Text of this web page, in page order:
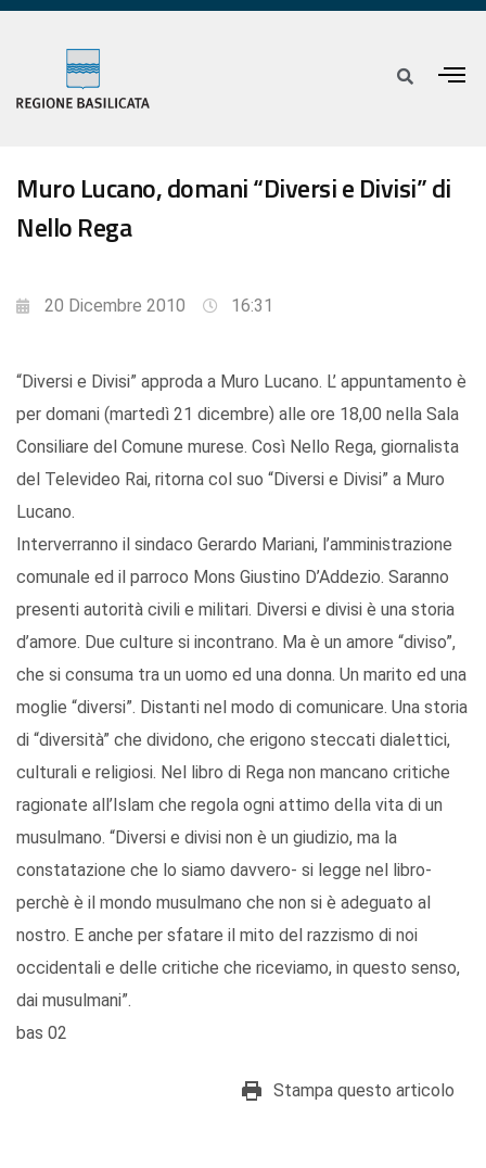
Muro Lucano, domani “Diversi e Divisi” di
Nello Rega
20 Dicembre 2010 16:31
“Diversi e Divisi” approda a Muro Lucano. L’ appuntamento è
per domani (martedì 21 dicembre) alle ore 18,00 nella Sala
Consiliare del Comune murese. Così Nello Rega, giornalista
del Televideo Rai, ritorna col suo “Diversi e Divisi” a Muro
Lucano.
Interverranno il sindaco Gerardo Mariani, l’amministrazione
comunale ed il parroco Mons Giustino D’Addezio. Saranno
presenti autorità civili e militari. Diversi e divisi è una storia
d’amore. Due culture si incontrano. Ma è un amore “diviso”,
che si consuma tra un uomo ed una donna. Un marito ed una
moglie “diversi”. Distanti nel modo di comunicare. Una storia
di “diversità” che dividono, che erigono steccati dialettici,
culturali e religiosi. Nel libro di Rega non mancano critiche
ragionate all’Islam che regola ogni attimo della vita di un
musulmano. “Diversi e divisi non è un giudizio, ma la
constatazione che lo siamo davvero- si legge nel libro-
perchè è il mondo musulmano che non si è adeguato al
nostro. E anche per sfatare il mito del razzismo di noi
occidentali e delle critiche che riceviamo, in questo senso,
dai musulmani”.
bas 02
Stampa questo articolo